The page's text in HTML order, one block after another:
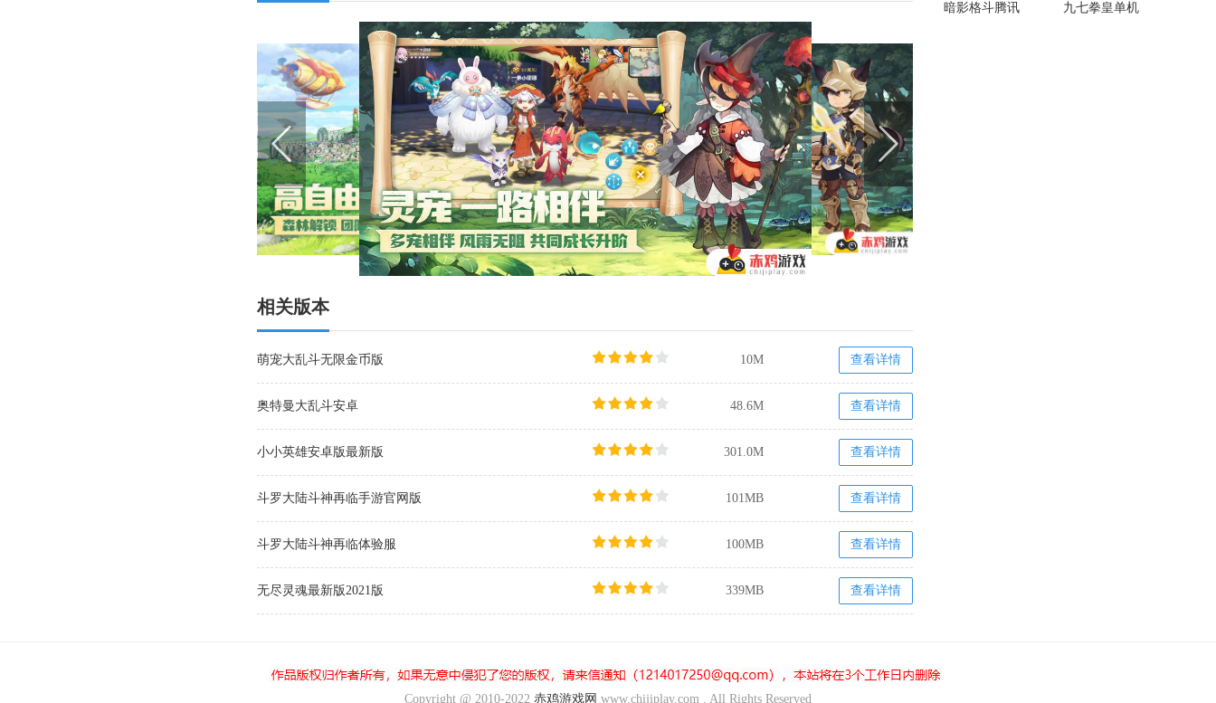
相关版本
萌宠大乱斗无限金币版 10M 查看详情
奥特曼大乱斗安卓 48.6M 查看详情
小小英雄安卓版最新版 301.0M 查看详情
斗罗大陆斗神再临手游官网版 101MB 查看详情
斗罗大陆斗神再临体验服 100MB 查看详情
无尽灵魂最新版2021版 339MB 查看详情
暗影格斗腾讯 九七拳皇单机
Copyright @ 2010-2022 赤鸡游戏网 www.chijiplay.com . All Rights Reserved